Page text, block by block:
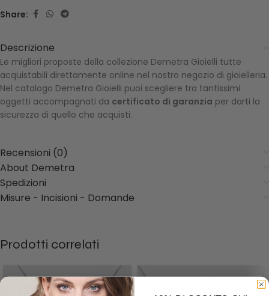
Share:
Descrizione
Le migliori proposte della collezione Demetra Gioielli tutte
acquistabili direttamente online nel nostro negozio di gioielleria.
Nel catalogo Demetra Gioielli puoi scegliere tra tantissimi
oggetti accompagnati da certificato di garanzia per darti la
sicurezza di quello che acquisti.
Recensioni (0)
About Demetra
Spedizioni
Misure - Incisioni - Domande
Prodotti correlati